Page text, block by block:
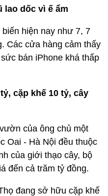
lao dốc vì ế ẩm
hiện nay như 7, 7
Các cửa hàng cảm thấy
bán iPhone khá thấp
cặp khế 10 tỷ, cây
của ông chủ một
Oai - Hà Nội đều thuộc
của giới thạo cây, bộ
đến cả trăm tỷ đồng.
đang sở hữu cặp khế